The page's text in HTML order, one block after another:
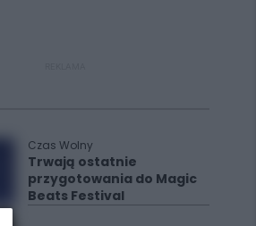
Czas Wolny
Trwają ostatnie
przygotowania do Magic
Beats Festival